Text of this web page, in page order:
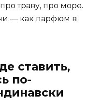
траву, про море.
— как парфюм в
ставить,
по-